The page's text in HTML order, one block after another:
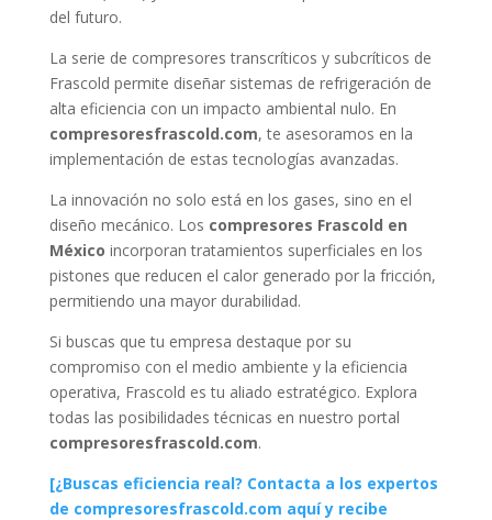
del futuro.
La serie de compresores transcríticos y subcríticos de
Frascold permite diseñar sistemas de refrigeración de
alta eficiencia con un impacto ambiental nulo. En
compresoresfrascold.com, te asesoramos en la
implementación de estas tecnologías avanzadas.
La innovación no solo está en los gases, sino en el
diseño mecánico. Los compresores Frascold en
México incorporan tratamientos superficiales en los
pistones que reducen el calor generado por la fricción,
permitiendo una mayor durabilidad.
Si buscas que tu empresa destaque por su
compromiso con el medio ambiente y la eficiencia
operativa, Frascold es tu aliado estratégico. Explora
todas las posibilidades técnicas en nuestro portal
compresoresfrascold.com.
[¿Buscas eficiencia real? Contacta a los expertos
de compresoresfrascold.com aquí y recibe